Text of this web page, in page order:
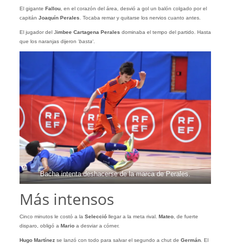
El gigante Fallou, en el corazón del área, desvió a gol un balón colgado por el
capitán Joaquín Perales. Tocaba remar y quitarse los nervios cuanto antes.
El jugador del Jimbee Cartagena Perales dominaba el tempo del partido. Hasta
que los naranjas dijeron ‘basta‘.
Bacha intenta deshacerse de la marca de Perales.
Más intensos
Cinco minutos le costó a la Seleccióllegar a la meta rival. Mateo, de fuerte
disparo, obligó a Marioa desviar a córner.
Hugo Martínezse lanzó con todo para salvar el segundo a chut de Germán. El